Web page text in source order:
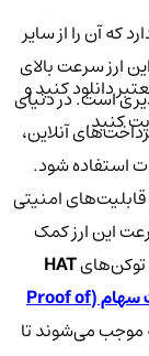
آن را از سایر
ارز سرعت بالای
است. در دنیای
آنلاین،
استفاده شود.
امنیتی
این ارز کمک
HAT
اثبات سهام (Proof of
می‌شوند تا
دانلود کنید و
کنید.